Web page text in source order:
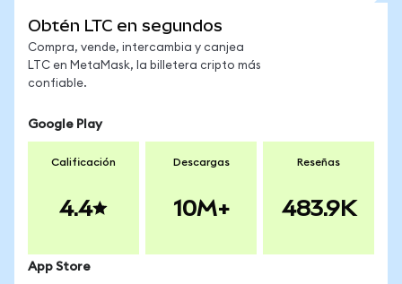
Obtén LTC en segundos
Compra, vende, intercambia y canjea
LTC en MetaMask, la billetera cripto más
confiable.
Google Play
Calificación
4.4
Descargas
10M+
Reseñas
483.9K
App Store